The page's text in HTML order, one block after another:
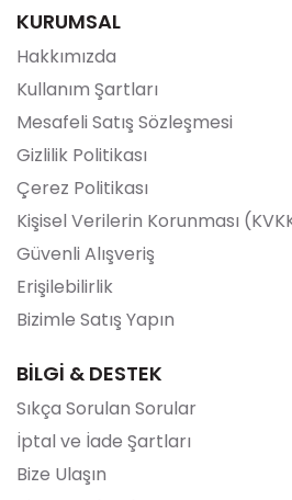
KURUMSAL
Hakkımızda
Kullanım Şartları
Mesafeli Satış Sözleşmesi
Gizlilik Politikası
Çerez Politikası
Kişisel Verilerin Korunması
Güvenli Alışveriş
Erişilebilirlik
Bizimle Satış Yapın
BİLGİ & DESTEK
Sıkça Sorulan Sorular
İptal ve İade Şartları
Bize Ulaşın